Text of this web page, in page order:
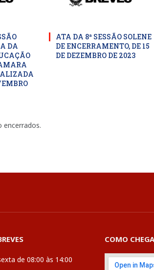
DA
ATA DA 8ª SESSÃO SOLENE
DE ENCERRAMENTO, DE 15
DE DEZEMBRO DE 2023
encerrados.
de 08:00 às 14:00
COMO